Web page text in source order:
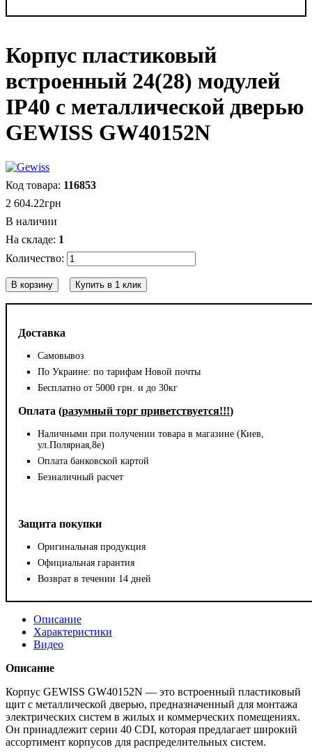
Корпус пластиковый
встроенный 24(28) модулей
IP40 с металлической дверью
GEWISS GW40152N
Доставка
Самовывоз
По Украине: по тарифам Новой почты
Бесплатно от 5000 грн. и до 30кг
Оплата (разумный торг приветствуется!!!)
Наличными при получении товара в магазине (Киев,
ул.Полярная,8е)
Оплата банковской картой
Безналичный расчет
Защита покупки
Оригинальная продукция
Официальная гарантия
Возврат в течении 14 дней
116853
2 604.22грн
В наличии
1
В корзину Купить в 1 клик
Описание
Характеристики
Видео
Описание
Корпус GEWISS GW40152N — это встроенный пластиковый
щит с металлической дверью, предназначенный для монтажа
электрических систем в жилых и коммерческих помещениях.
Он принадлежит серии 40 CDI, которая предлагает широкий
ассортимент корпусов для распределительных систем.